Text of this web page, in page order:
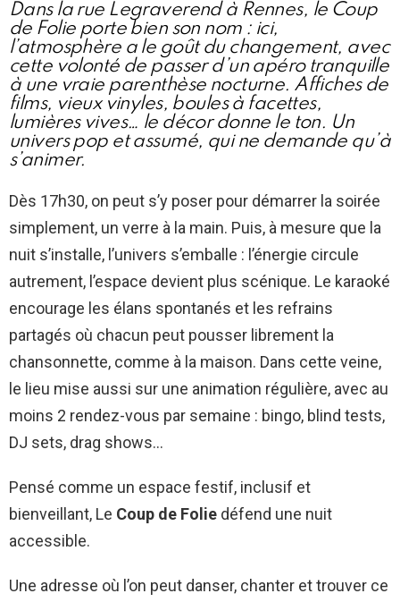
Dans la rue Legraverend à Rennes, le Coup
de Folie porte bien son nom : ici,
l’atmosphère a le goût du changement, avec
cette volonté de passer d’un apéro tranquille
à une vraie parenthèse nocturne. Affiches de
films, vieux vinyles, boules à facettes,
lumières vives… le décor donne le ton. Un
univers pop et assumé, qui ne demande qu’à
s’animer.
Dès 17h30, on peut s’y poser pour démarrer la soirée
simplement, un verre à la main. Puis, à mesure que la
nuit s’installe, l’univers s’emballe : l’énergie circule
autrement, l’espace devient plus scénique. Le karaoké
encourage les élans spontanés et les refrains
partagés où chacun peut pousser librement la
chansonnette, comme à la maison. Dans cette veine,
le lieu mise aussi sur une animation régulière, avec au
moins 2 rendez-vous par semaine : bingo, blind tests,
DJ sets, drag shows…
Pensé comme un espace festif, inclusif et
bienveillant, Le Coup de Folie défend une nuit
accessible.
Une adresse où l’on peut danser, chanter et trouver ce